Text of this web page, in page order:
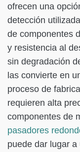
ofrecen una
detección
de componentes
y resistencia al
sin degradación
las convierte en
proceso de
requieren alta
componentes de
pasadores
puede dar lugar